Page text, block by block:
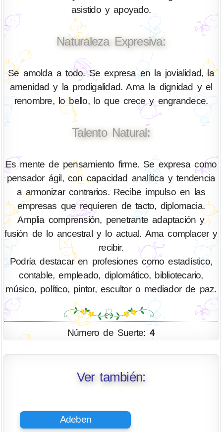
asistido y apoyado.
Naturaleza Expresiva:
Se amolda a todo. Se expresa en la jovialidad, la
amenidad y la prodigalidad. Ama la dignidad y el
renombre, lo bello, lo que crece y engrandece.
Talento Natural:
Es mente de pensamiento firme. Se expresa como
pensador ágil, con capacidad analítica y tendencia
a armonizar contrarios. Recibe impulso en las
empresas que requieren de tacto, diplomacia.
Amplia comprensión, penetrante adaptación y
fusión de lo ancestral y lo actual. Ama complacer y
recibir.
Podría destacar en profesiones como estadístico,
contable, empleado, diplomático, bibliotecario,
músico, político, pintor, escultor o mediador de paz.
Número de Suerte: 4
Ver también:
Adeben